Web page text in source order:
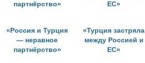
«Россия и Турция
— неравное
партнёрство»
«Турция застряла
между Россией и
ЕС»